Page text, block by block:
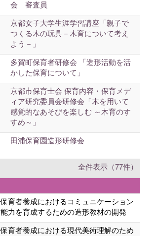
会 審査員
京都女子大学生涯学習講座「親子で
つくる木の玩具－木育について考え
よう－」
多賀町保育者研修会 「造形活動を活
かした保育について」
京都市保育士会 保育内容・保育メデ
ィア研究委員会研修会「木を用いて
感覚的なあそびを楽しむ ～木育のす
すめ～」
田浦保育園造形研修会
全件表示（77件）
保育者養成におけるコミュニケーション
能力を育成するための造形教材の開発
保育者養成における現代美術理解のため